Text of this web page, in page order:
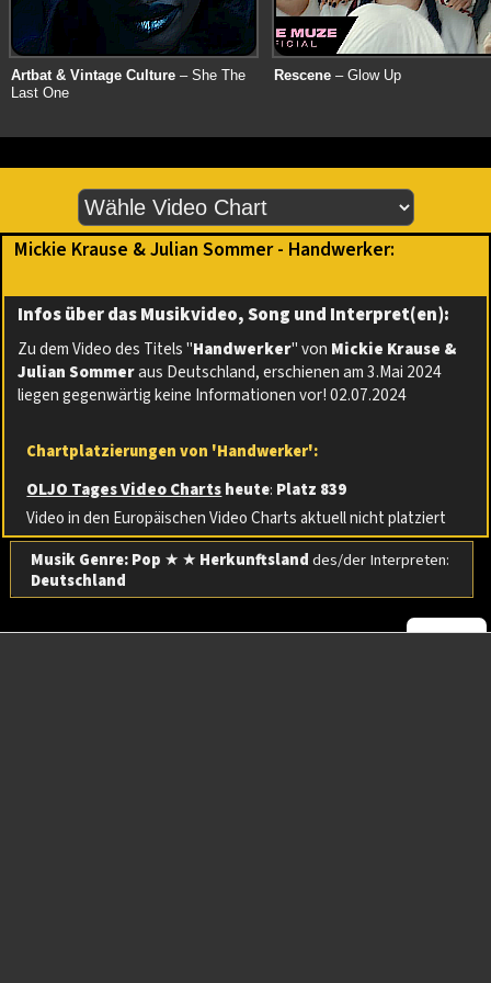
Artbat & Vintage Culture – She The
Last One
Rescene – Glow Up
Mickie Krause & Julian Sommer - Handwerker:
Infos über das Musikvideo, Song und Interpret(en):
Zu dem Video des Titels "Handwerker" von Mickie Krause &
Julian Sommeraus Deutschland, erschienen am 3.Mai 2024
liegen gegenwärtig keine Informationen vor! 02.07.2024
Chartplatzierungen von 'Handwerker':
OLJO Tages Video Chartsheute: Platz 839
Video in den Europäischen Video Charts aktuell nicht platziert
Musik Genre: Pop ★ ★ Herkunftslanddes/der Interpreten:
Deutschland